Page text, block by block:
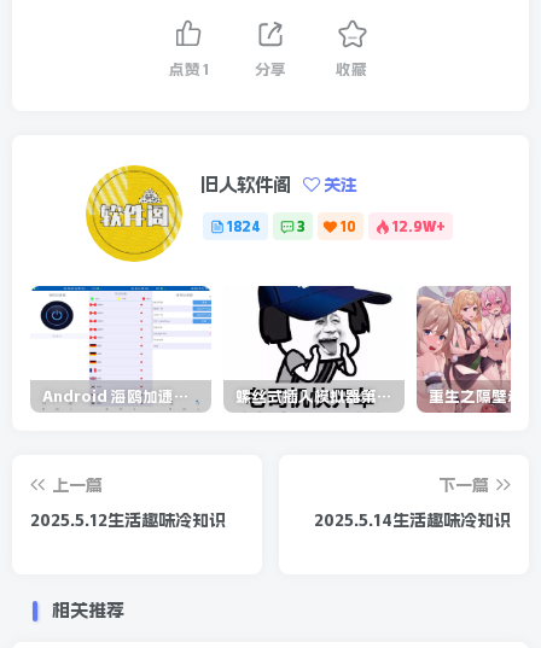
点赞 1 分享 收藏
旧人软件阁 关注
1824 3 10 12.9W+
Android 海鸥加速器v6.6.3(解锁会员) 螺丝式插入模拟器第5代/NejicomiSimulator.Vol.5.v1.0.2
上一篇
2025.5.12生活趣味冷知识
下一篇
2025.5.14生活趣味冷知识
相关推荐